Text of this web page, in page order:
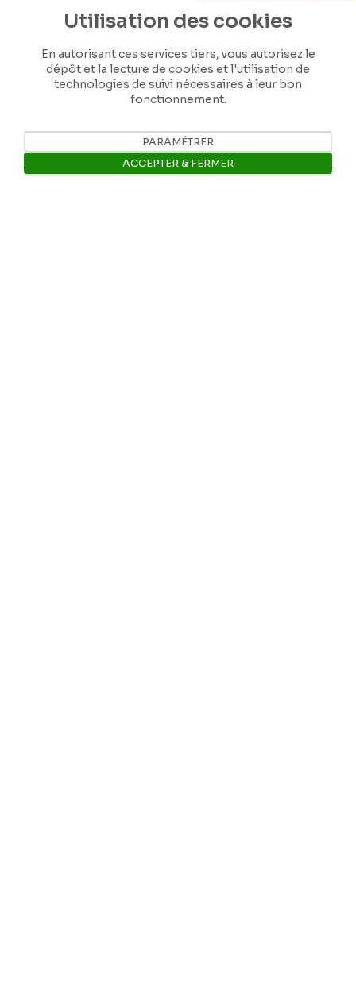
documents et connaissances afin de
contribuer à faire perdurer son œuvre pour
les générations futures.
Je contribue
Utilisation des cookies
En autorisant ces services tiers, vous autorisez le
dépôt et la lecture de cookies et l'utilisation de
technologies de suivi nécessaires à leur bon
fonctionnement.
PARAMÉTRER
ACCEPTER & FERMER